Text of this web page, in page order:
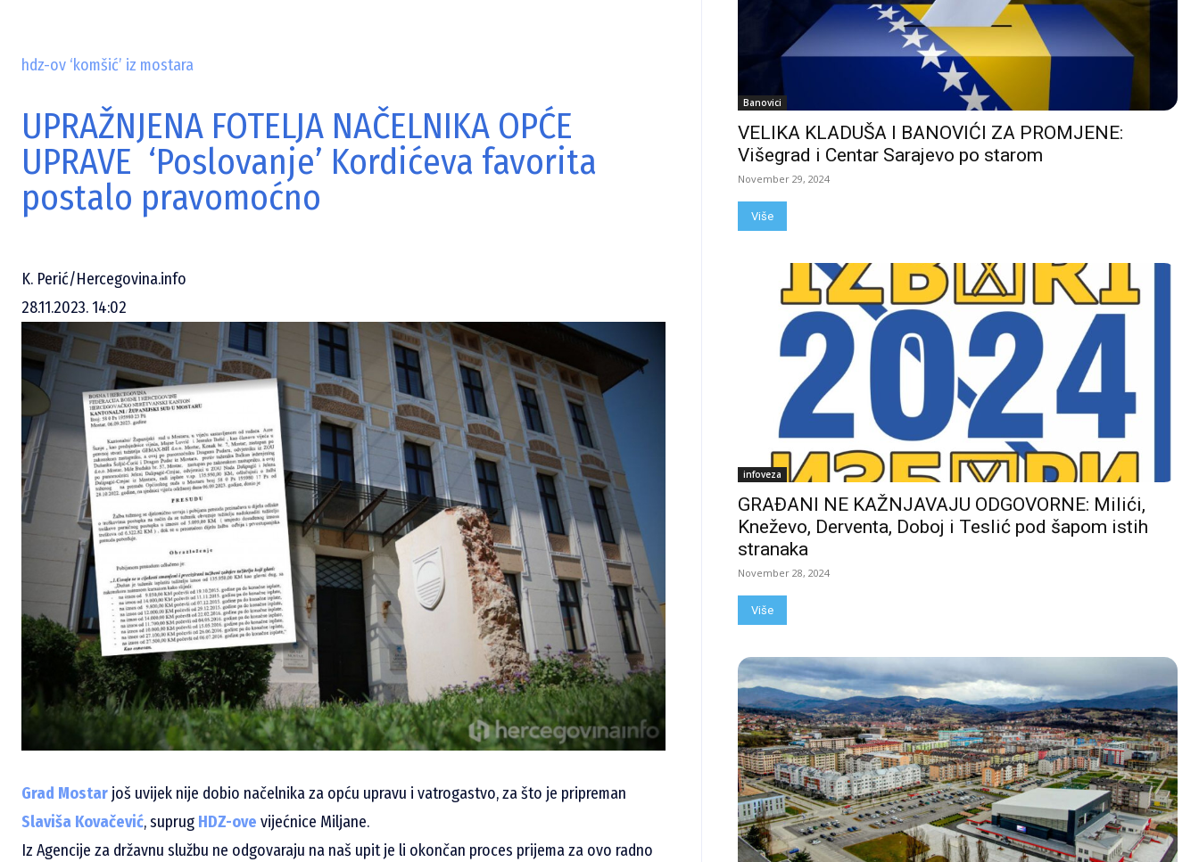
hdz-ov ‘komšić’ iz mostara
UPRAŽNJENA FOTELJA NAČELNIKA OPĆE
UPRAVE ‘Poslovanje’ Kordićeva favorita
postalo pravomoćno
K. Perić/Hercegovina.info
28.11.2023. 14:02
Grad Mostar još uvijek nije dobio načelnika za opću upravu i vatrogastvo, za što je pripreman
Slaviša Kovačević, suprug HDZ-ove vijećnice Miljane.
Iz Agencije za državnu službu ne odgovaraju na naš upit je li okončan proces prijema za ovo radno
Banovici
VELIKA KLADUŠA I BANOVIĆI ZA PROMJENE:
Višegrad i Centar Sarajevo po starom
November 29, 2024
Više
infoveza
GRAĐANI NE KAŽNJAVAJU ODGOVORNE: Milići,
Kneževo, Derventa, Doboj i Teslić pod šapom istih
stranaka
November 28, 2024
Više